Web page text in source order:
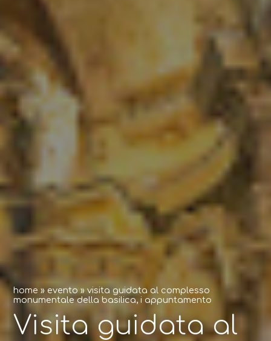
home » evento »visita guidata al complesso
monumentale della basilica, i appuntamento
Visita guidata al